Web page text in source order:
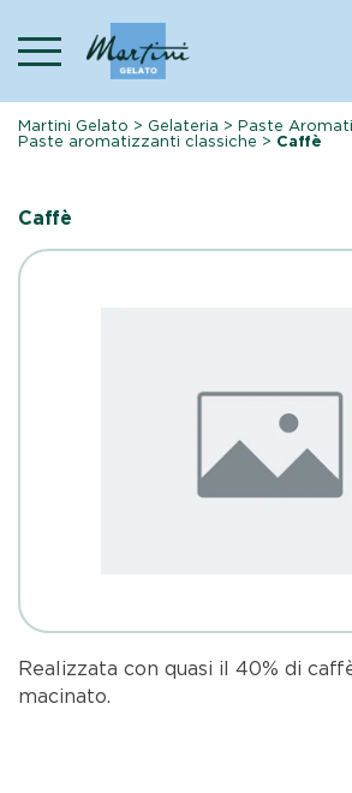
content
Martini Gelato > Gelateria >Paste
Paste aromatizzanti classiche > Caffè
Caffè
Realizzata con quasi il 40% di
macinato.